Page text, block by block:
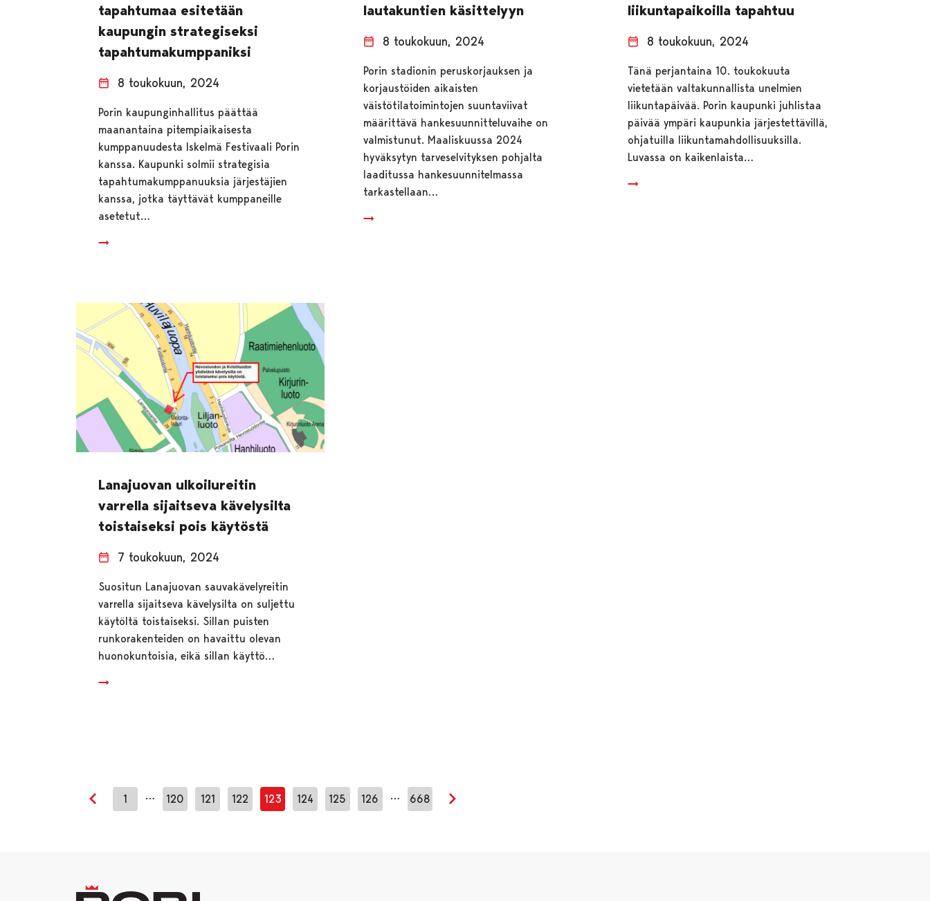
tapahtumaa esitetään
kaupungin strategiseksi
tapahtumakumppaniksi
8 toukokuun, 2024
Porin kaupunginhallitus päättää
maanantaina pitempiaikaisesta
kumppanuudesta Iskelmä Festivaali Porin
kanssa. Kaupunki solmii strategisia
tapahtumakumppanuuksia järjestäjien
kanssa, jotka täyttävät kumppaneille
asetetut…
lautakuntien käsittelyyn
8 toukokuun, 2024
Porin stadionin peruskorjauksen ja
korjaustöiden aikaisten
väistötilatoimintojen suuntaviivat
määrittävä hankesuunnitteluvaihe on
valmistunut. Maaliskuussa 2024
hyväksytyn tarveselvityksen pohjalta
laaditussa hankesuunnitelmassa
tarkastellaan…
liikuntapaikoilla tapahtuu
8 toukokuun, 2024
Tänä perjantaina 10. toukokuuta
vietetään valtakunnallista unelmien
liikuntapäivää. Porin kaupunki juhlistaa
päivää ympäri kaupunkia järjestettävillä,
ohjatuilla liikuntamahdollisuuksilla.
Luvassa on kaikenlaista…
Lanajuovan ulkoilureitin
varrella sijaitseva kävelysilta
toistaiseksi pois käytöstä
7 toukokuun, 2024
Suositun Lanajuovan sauvakävelyreitin
varrella sijaitseva kävelysilta on suljettu
käytöltä toistaiseksi. Sillan puisten
runkorakenteiden on havaittu olevan
huonokuntoisia, eikä sillan käyttö…
Edellinen sivu
1 … 120 121 122 123 124 125 126 … 668